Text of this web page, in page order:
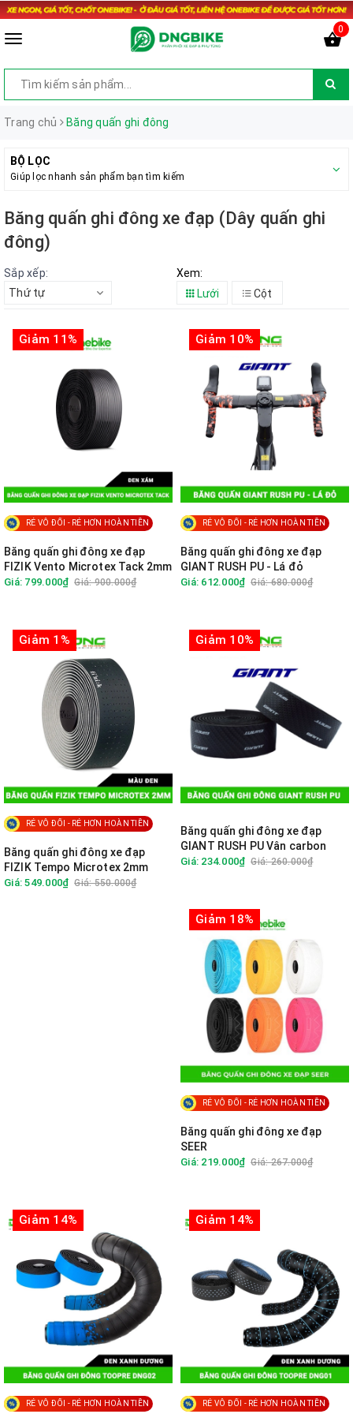
0
Trang chủ Băng quấn ghi đông
BỘ LỌC
Giúp lọc nhanh sản phẩm bạn tìm kiếm
Băng quấn ghi đông xe đạp (Dây quấn ghi
đông)
Sắp xếp:
Thứ tự
Xem:
Lưới
Cột
Giảm 11%
RẺ VÔ ĐỐI - RẺ HƠN HOÀN TIỀN
Băng quấn ghi đông xe đạp
FIZIK Vento Microtex Tack 2mm
Giá: 799.000₫ Giá: 900.000₫
Giảm 10%
RẺ VÔ ĐỐI - RẺ HƠN HOÀN TIỀN
Băng quấn ghi đông xe đạp
GIANT RUSH PU - Lá đỏ
Giá: 612.000₫ Giá: 680.000₫
Giảm 1%
RẺ VÔ ĐỐI - RẺ HƠN HOÀN TIỀN
Băng quấn ghi đông xe đạp
FIZIK Tempo Microtex 2mm
Giá: 549.000₫ Giá: 550.000₫
Giảm 10%
Băng quấn ghi đông xe đạp
GIANT RUSH PU Vân carbon
Giá: 234.000₫ Giá: 260.000₫
Giảm 18%
RẺ VÔ ĐỐI - RẺ HƠN HOÀN TIỀN
Băng quấn ghi đông xe đạp
SEER
Giá: 219.000₫ Giá: 267.000₫
Giảm 14%
RẺ VÔ ĐỐI - RẺ HƠN HOÀN TIỀN
Giảm 14%
RẺ VÔ ĐỐI - RẺ HƠN HOÀN TIỀN